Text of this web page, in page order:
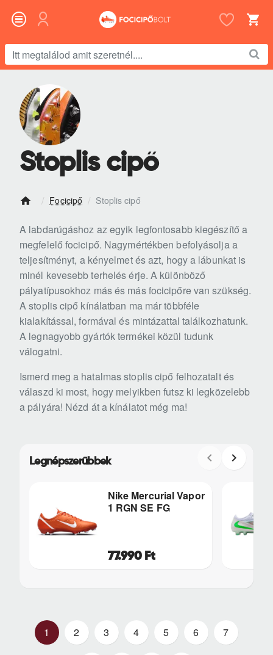
megtalálod
szeretnél....
Stoplis cipő
o
m
e
Focicipő Stoplis cipő
A labdarúgáshoz az egyik legfontosabb kiegészítő a
megfelelő focicipő. Nagymértékben befolyásolja a
teljesítményt, a kényelmet és azt, hogy a lábunkat is
minél kevesebb terhelés érje. A különböző
pályatípusokhoz más és más focicipőre van szükség.
A stoplis cipő kínálatban ma már többféle
kialakítással, formával és mintázattal találkozhatunk.
A legnagyobb gyártók termékei közül tudunk
válogatni.
Ismerd meg a hatalmas stoplis cipő felhozatalt és
válaszd ki most, hogy melyikben futsz ki legközelebb
a pályára! Nézd át a kínálatot még ma!
Legnépszerűbbek
Nike Mercurial Vapor
1 RGN SE FG
77.990 Ft
1 2 3 4 5 6 7